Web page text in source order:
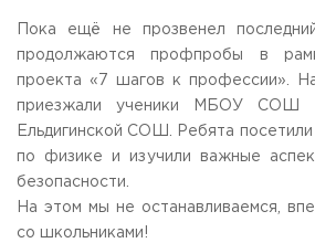
Работа с лицами с ОВЗ и
Контакты
системе ВО
Сведения об образовательной
ЗАКАЗАТЬ ОБРАТНЫЙ ЗВОНОК
пгт. Черкизово,
ТЕЛЕФОНЫ
Пока ещё не прозвенел
продолжаются профпробы в
проекта «7 шагов к профессии».
приезжали ученики МБОУ СОШ
Ельдигинской СОШ. Ребята
по физике и изучили важные
безопасности.
На этом мы не останавливаемся,
со школьниками!